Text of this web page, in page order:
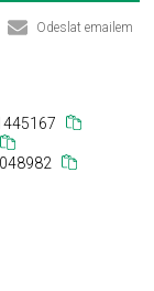
Odeslat emailem